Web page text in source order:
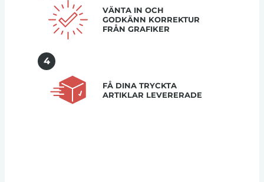
VÄNTA IN OCH
GODKÄNN KORREKTUR
FRÅN GRAFIKER
4
FÅ DINA TRYCKTA
ARTIKLAR LEVERERADE